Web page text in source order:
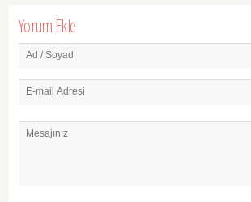
Yorum Ekle
Ad / Soyad
E-mail Adresi
Mesajınız